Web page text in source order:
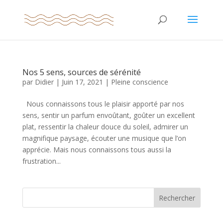
Nos 5 sens, sources de sérénité
par Didier| Juin 17, 2021 | Pleine conscience
Nous connaissons tous le plaisir apporté par nos
sens, sentir un parfum envoûtant, goûter un excellent
plat, ressentir la chaleur douce du soleil, admirer un
magnifique paysage, écouter une musique que l’on
apprécie. Mais nous connaissons tous aussi la
frustration...
Rechercher